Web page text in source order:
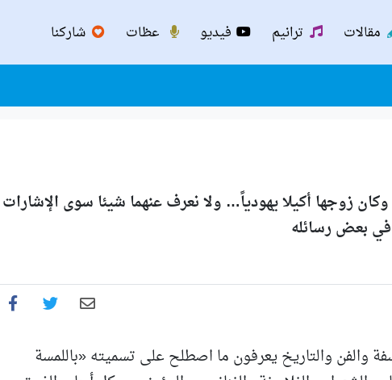
مقالات ترانيم فيديو عظات شاركنا
زوجها أكيلا يهودياً… ولا نعرف عنهما شيئا سوى الإشارات
في بعض رسائله
والفن والتاريخ يعرفون ما اصطلح على تسميته «باللمسة